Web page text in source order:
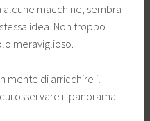
alcune macchine, sembra
idea. Non troppo
meraviglioso.
mente di arricchire il
osservare il panorama